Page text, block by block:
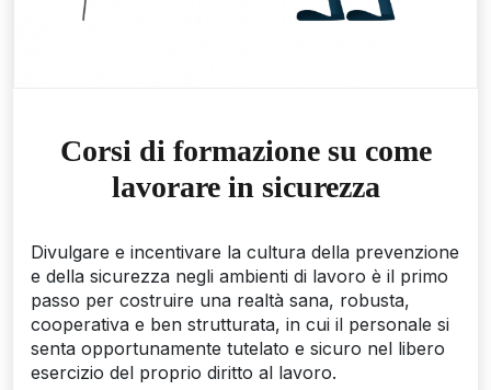
Corsi di formazione su come
lavorare in sicurezza
Divulgare e incentivare la cultura della prevenzione
e della sicurezza negli ambienti di lavoro è il primo
passo per costruire una realtà sana, robusta,
cooperativa e ben strutturata, in cui il personale si
senta opportunamente tutelato e sicuro nel libero
esercizio del proprio diritto al lavoro.